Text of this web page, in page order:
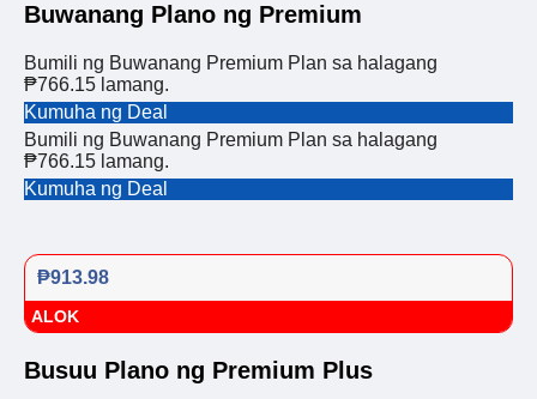
Buwanang Plano ng Premium
Bumili ng Buwanang Premium Plan sa halagang
₱766.15 lamang.
Kumuha ng Deal
Bumili ng Buwanang Premium Plan sa halagang
₱766.15 lamang.
Kumuha ng Deal
₱913.98
ALOK
Busuu Plano ng Premium Plus